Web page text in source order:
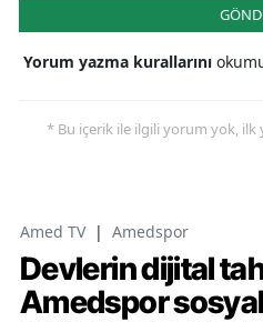
Yorum yazma kurallarını
* Bu içerik ile ilgili yorum yok, ilk
Amed TV | Amedspor
Devlerin dijital
Amedspor